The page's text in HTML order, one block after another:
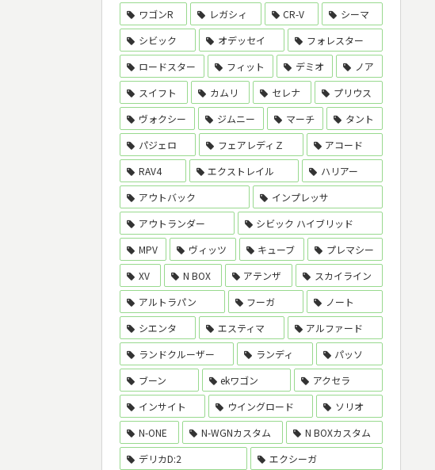
ワゴンR
レガシィ CR-V
シーマ
シビック
オデッセイ
フォレスター
ロードスター
フィット デミオ
ノア
スイフト
カムリ セレナ
プリウス
ヴォクシー
ジムニー マーチ
タント
パジェロ
フェアレディＺ
アコード
RAV4
エクストレイル
ハリアー
アウトバック
インプレッサ
アウトランダー
シビック ハイブリッド
MPV
ヴィッツ キューブ
プレマシー
XV
N BOX アテンザ
スカイライン
アルトラパン
フーガ
ノート
シエンタ
エスティマ
アルファード
ランドクルーザー
ランディ
パッソ
ブーン
ekワゴン
アクセラ
インサイト
ウイングロード
ソリオ
N-ONE
N-WGNカスタム
N BOXカスタム
デリカD:2
エクシーガ